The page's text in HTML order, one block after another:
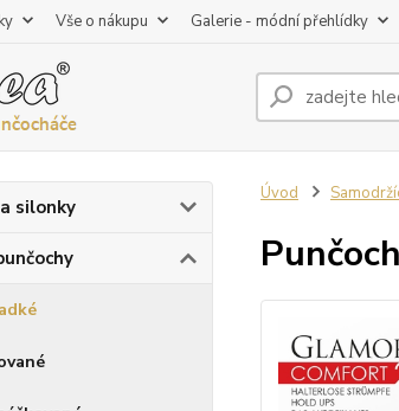
Vše o nákupu Galerie - módní přehlídky
silonky
Úvod